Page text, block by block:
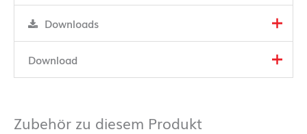
Downloads
Download
Zubehör zu diesem Produkt